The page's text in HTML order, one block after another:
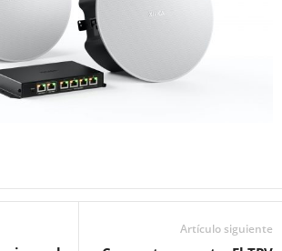
Artículo siguiente